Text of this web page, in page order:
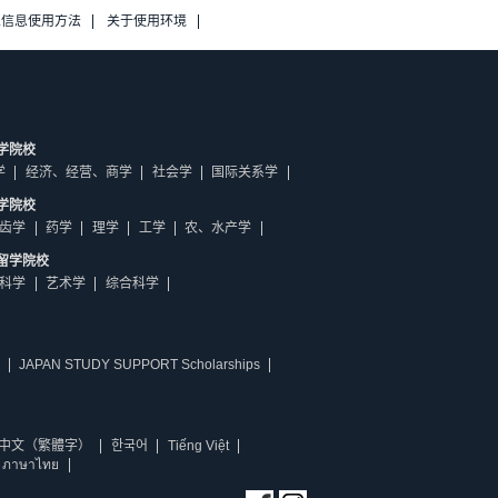
息使用方法 关于使用环境
院校
经济、经营、商学 社会学 国际关系学
院校
学
药学 理学 工学 农、水产学
学院校
学
艺术学 综合科学
JAPAN STUDY SUPPORT Scholarships
文（繁體字） 한국어
Tiếng Việt
ภาษาไทย